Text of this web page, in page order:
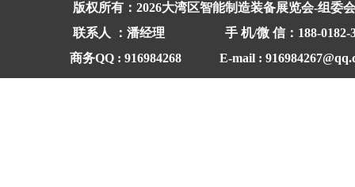
版权所有：2026大湾区智能制造装备展览会-组委会
联系人 ：潘经理
手 机/微 信：
商务QQ : 916984268 E-mail :